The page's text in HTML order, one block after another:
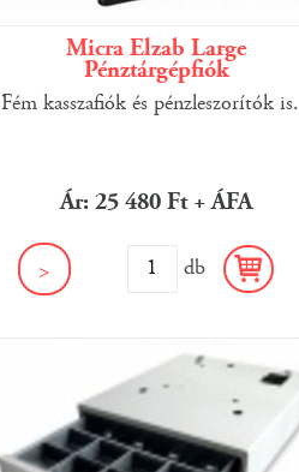
Micra Elzab Large
Pénztárgépfiók
Fém kasszafiók és pénzleszorítók is.
Ár: 25 480 Ft + ÁFA
> db